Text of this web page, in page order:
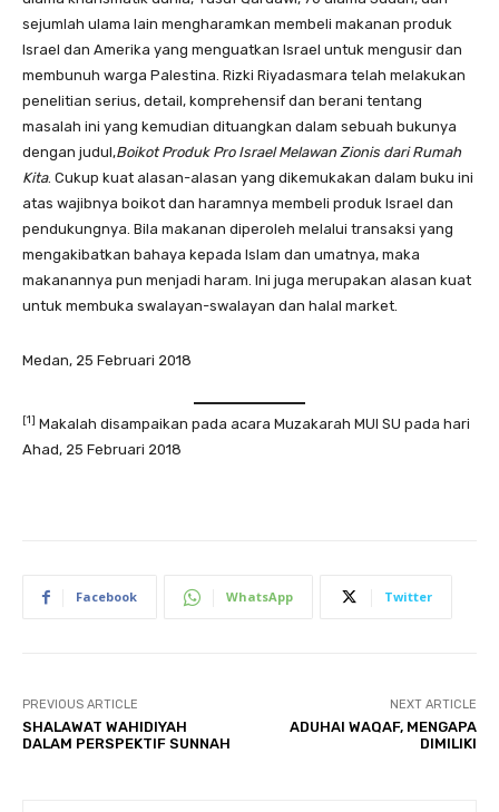
sejumlah ulama lain mengharamkan membeli makanan produk
Israel dan Amerika yang menguatkan Israel untuk mengusir dan
membunuh warga Palestina. Rizki Riyadasmara telah melakukan
penelitian serius, detail, komprehensif dan berani tentang
masalah ini yang kemudian dituangkan dalam sebuah bukunya
dengan judul,Boikot Produk Pro Israel Melawan Zionis dari Rumah
Kita. Cukup kuat alasan-alasan yang dikemukakan dalam buku ini
atas wajibnya boikot dan haramnya membeli produk Israel dan
pendukungnya. Bila makanan diperoleh melalui transaksi yang
mengakibatkan bahaya kepada Islam dan umatnya, maka
makanannya pun menjadi haram. Ini juga merupakan alasan kuat
untuk membuka swalayan-swalayan dan halal market.
Medan, 25 Februari 2018
[1] Makalah disampaikan pada acara Muzakarah MUI SU pada hari
Ahad, 25 Februari 2018
Facebook WhatsApp Twitter
PREVIOUS ARTICLE
SHALAWAT WAHIDIYAH
DALAM PERSPEKTIF SUNNAH
NEXT ARTICLE
ADUHAI WAQAF, MENGAPA
DIMILIKI